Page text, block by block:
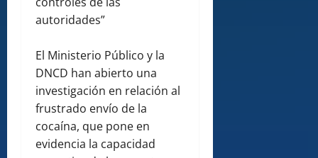
autoridades”
El Ministerio Público y la
DNCD han abierto una
investigación en relación al
frustrado envío de la
cocaína, que pone en
evidencia la capacidad